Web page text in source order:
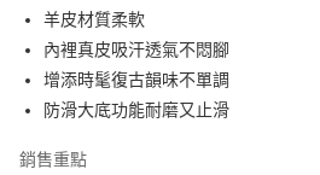
Apple Pay
街口支付
悠遊付
Google Pay
羊皮材質柔軟
內裡真皮吸汗透氣不悶腳
增添時髦復古韻味不單調
防滑大底功能耐磨又止滑
銷售重點